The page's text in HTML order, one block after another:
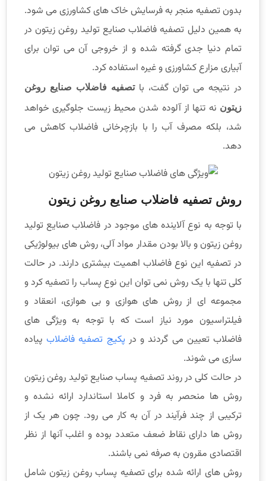
بدون تصفیه منجر به فرسایش خاک های کشاورزی می شود.
به همین دلیل تصفیه فاضلاب صنایع تولید روغن زیتون در
تمام دنیا جدی گرفته شده و از خروجی آن می توان برای
آبیاری مزارع کشاورزی و غیره استفاده کرد.
در نتیجه می توان گفت، باتصفیه فاضلاب صنایع روغن
زیتون نه تنها از آلوده شدن محیط زیست جلوگیری خواهد
شد، بلکه مصرف آب را با بازچرخانی فاضلاب کاهش می
دهد.
روش تصفیه فاضلاب صنایع روغن زیتون
با توجه به نوع آلاینده های موجود در فاضلاب صنایع تولید
روغن زیتون و بالا بودن مقدار مواد آلی، روش های بیولوژیکی
در تصفیه این نوع فاضلاب اهمیت بیشتری دارند. در حالت
کلی تنها با یک روش نمی توان این نوع پساب را تصفیه کرد و
مجموعه ای از روش های هوازی و بی هوازی، انعقاد و
فیلتراسیون مورد نیاز است که با توجه به ویژگی های
فاضلاب تعیین می گردند و درپکیج تصفیه فاضلابپیاده
سازی می شوند.
در حالت کلی در روند تصفیه پساب صنایع تولید روغن زیتون
روش ها منحصر به فرد و کاملا استاندارد ارائه نشده و
ترکیبی از چند فرآیند در آن به کار می رود. چون هر یک از
روش ها دارای نقاط ضعف متعدد بوده و اغلب آنها از نظر
اقتصادی مقرون به صرفه نمی باشند.
روش های ارائه شده برای تصفیه پساب روغن زیتون شامل